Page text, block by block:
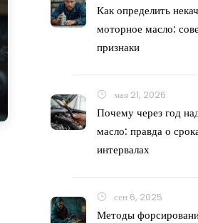
Как определить
моторное масло:
признаки
мая 21, 2026
Почему через год
масло: правда о
интервалах
сен 6, 2025
Методы